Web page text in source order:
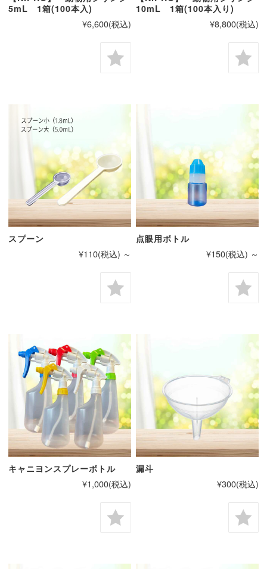
5mL 1箱(100本入)
¥6,600(税込)
10mL 1箱(100本入り)
¥8,800(税込)
スプーン
¥110(税込) ～
点眼用ボトル
¥150(税込) ～
キャニヨンスプレーボトル
¥1,000(税込)
漏斗
¥300(税込)